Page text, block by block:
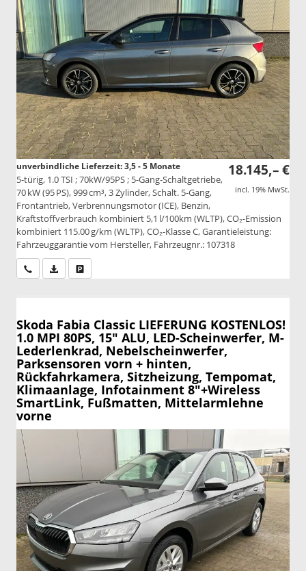
18.145,– €
incl. 19% MwSt.
unverbindliche Lieferzeit: 3,5 - 5 Monate
5-türig, 1.0 TSI ; 70kW/95PS ; 5-Gang-Schaltgetriebe,
70 kW (95 PS), 999 cm³, 3 Zylinder, Schalt. 5-Gang,
Frontantrieb, Verbrennungsmotor (ICE), Benzin,
Kraftstoffverbrauch kombiniert 5,1 l/100km (WLTP), CO₂-Emission
kombiniert 115.00 g/km (WLTP), CO₂-Klasse C, Garantieleistung:
Fahrzeuggarantie vom Hersteller, Fahrzeugnr.: 107318
Wir rufen Sie anPDF-Datei, Fahrzeugexposé drucken
Skoda Fabia Classic LIEFERUNG KOSTENLOS!
1.0 MPI 80PS, 15" ALU, LED-Scheinwerfer, M-
Lederlenkrad, Nebelscheinwerfer,
Parksensoren vorn + hinten,
Rückfahrkamera, Sitzheizung, Tempomat,
Klimaanlage, Infotainment 8"+Wireless
SmartLink, Fußmatten, Mittelarmlehne
vorne